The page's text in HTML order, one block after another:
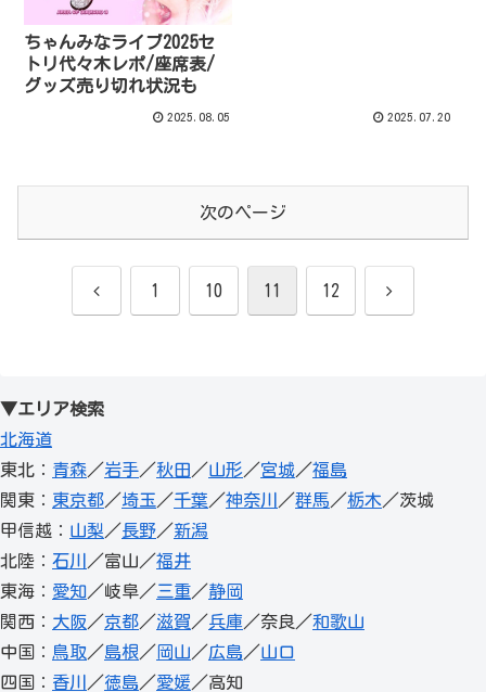
ちゃんみなライブ2025セ
トリ代々木レポ/座席表/
グッズ売り切れ状況も
2025.08.05 2025.07.20
次のページ
前 1 10 11 12 次
▼エリア検索
北海道
東北： 青森／岩手／秋田 ／山形／宮城 ／福島
関東： 東京都／埼玉 ／千葉 ／神奈川 ／群馬 ／栃木 ／茨城
甲信越： 山梨 ／長野／新潟
北陸： 石川 ／富山／福井
東海： 愛知／岐阜／三重／静岡
関西： 大阪／京都／滋賀 ／兵庫 ／奈良／和歌山
中国： 鳥取／島根 ／岡山 ／広島／山口
四国： 香川 ／徳島／愛媛 ／高知